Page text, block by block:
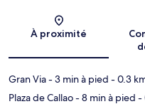
À proximité
Gran Via- 3 min à pied - 0.3
Plaza de Callao- 8 min à pied -